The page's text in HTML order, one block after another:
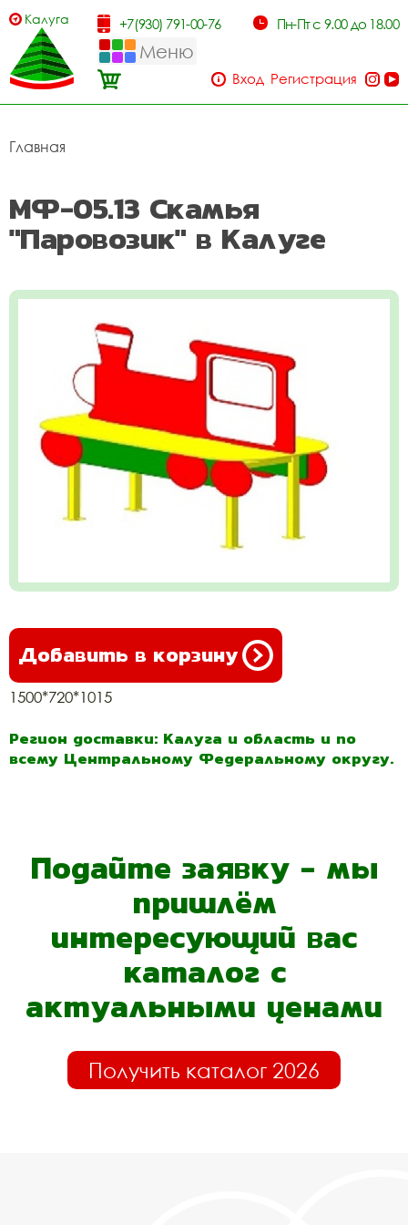
Калуга +7(930) 791-00-76 Пн-Пт с 9.00 до 18.00
Меню
Вход Регистрация
Главная
МФ-05.13 Скамья
"Паровозик" в Калуге
Добавить в корзину
1500*720*1015
Регион доставки: Калуга и область и по
всему Центральному Федеральному округу.
Подайте заявку - мы
пришлём
интересующий вас
каталог с
актуальными ценами
Получить каталог 2026